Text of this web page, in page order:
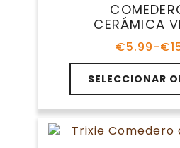
pueden
en
página
de
producto
CERÁMICA
€5.99-€
de
SELECCIONAR
Este
producto
tiene
múltiples
variantes.